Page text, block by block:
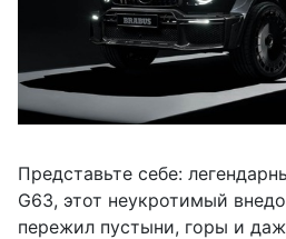
Представьте себе:
G63, этот неукротимый
пережил пустыни, горы и